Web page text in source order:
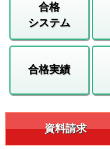
合格
システム
合格実績
資料請求